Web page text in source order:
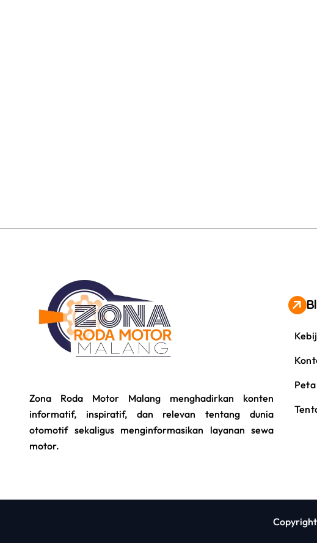
Zona Roda Motor Malang menghadirkan konten
informatif, inspiratif, dan relevan tentang dunia
otomotif sekaligus menginformasikan layanan sewa
motor.